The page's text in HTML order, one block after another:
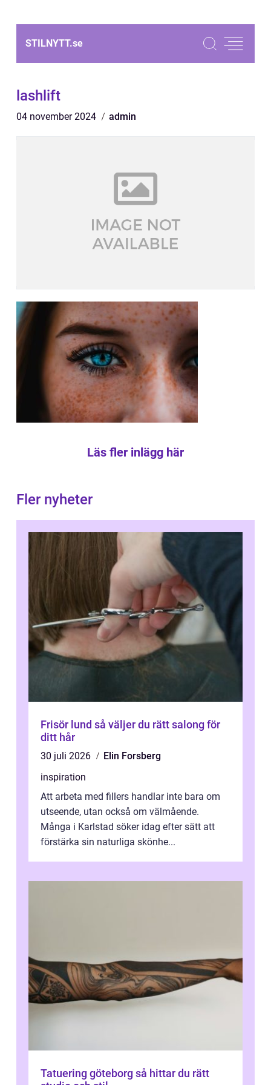
STILNYTT.se
lashlift
04 november 2024 admin
Läs fler inlägg här
Fler nyheter
Frisör lund så väljer du rätt salong för
ditt hår
30 juli 2026
Elin Forsberg
inspiration
Att arbeta med fillers handlar inte bara om
utseende, utan också om välmående.
Många i Karlstad söker idag efter sätt att
förstärka sin naturliga skönhe...
Tatuering göteborg så hittar du rätt